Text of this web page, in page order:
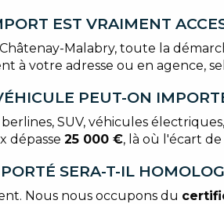
EST VRAIMENT
Malabry, toute la
à votre adresse ou en agence,
PEUT-ON
SUV, véhicules
dépasse 25 000 €, là où l'écart
SERA-T-IL
Nous nous occupons du